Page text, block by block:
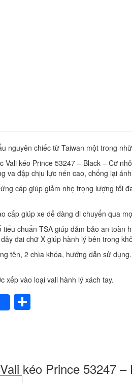
nguyên chiếc từ Taiwan một trong
Vali kéo Prince 53247 – Black – Cỡ
va đập chịu lực nén cao, chống lại
cáp giúp giảm nhẹ trọng lượng tối
cấp giúp xe dễ dàng di chuyển qua
chuẩn TSA giúp đảm bảo an toàn
đai chữ X giúp hành lý bên trong
tên, 2 chìa khóa, hướng dẫn sử
xếp vào loại vali hành lý xách tay.
Share
kéo Prince 53247 –